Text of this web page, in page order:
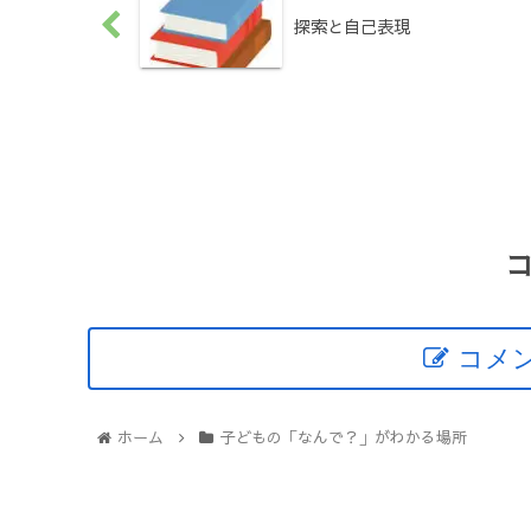
探索と自己表現
コメ
ホーム 子どもの「なんで？」がわかる場所